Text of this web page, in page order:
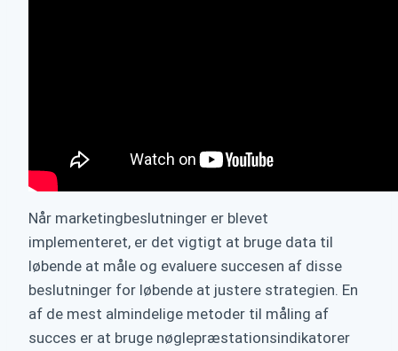
Når marketingbeslutninger er blevet
implementeret, er det vigtigt at bruge data til
løbende at måle og evaluere succesen af disse
beslutninger for løbende at justere strategien. En
af de mest almindelige metoder til måling af
succes er at bruge nøglepræstationsindikatorer